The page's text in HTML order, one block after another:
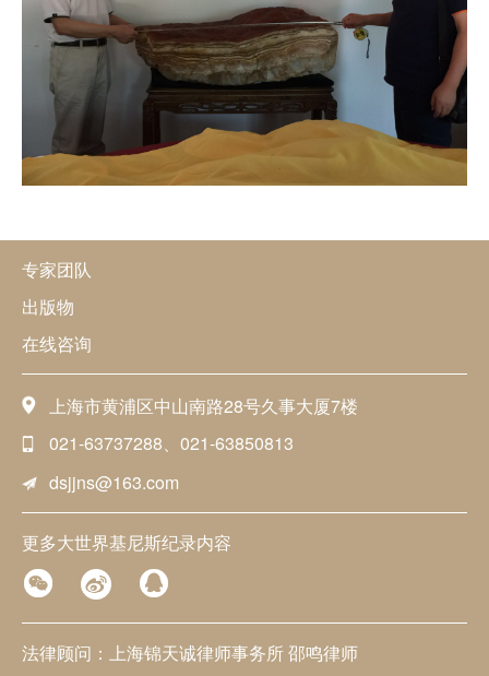
专家团队
出版物
在线咨询
上海市黄浦区中山南路28号久事大厦7楼
021-63737288、021-63850813
dsjjns@163.com
更多大世界基尼斯纪录内容
法律顾问：上海锦天诚律师事务所 邵鸣律师